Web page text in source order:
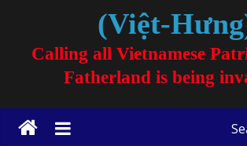
(Việt-
Calling all Vietnamese
Fatherland is being